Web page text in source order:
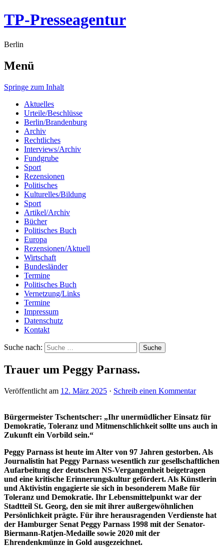
TP-Presseagentur
Berlin
Menü
Springe zum Inhalt
Aktuelles
Urteile/Beschlüsse
Berlin/Brandenburg
Archiv
Rechtliches
Interviews/Archiv
Fundgrube
Sport
Rezensionen
Politisches
Kulturelles/Bildung
Sport
Artikel/Archiv
Bücher
Politisches Buch
Europa
Rezensionen/Aktuell
Wirtschaft
Bundesländer
Termine
Politisches Buch
Vernetzung/Links
Termine
Impressum
Datenschutz
Kontakt
Suche nach:
Trauer um Peggy Parnass.
Veröffentlicht am 12. März 2025 · Schreib einen Kommentar
Bürgermeister Tschentscher: „Ihr unermüdlicher Einsatz für
Demokratie, Toleranz und Mitmenschlichkeit sollte uns auch in
Zukunft ein Vorbild sein.“
Peggy Parnass ist heute im Alter von 97 Jahren gestorben. Als
Journalistin hat Peggy Parnass wesentlich zur gesellschaftlichen
Aufarbeitung der deutschen NS-Vergangenheit beigetragen
und eine kritische Erinnerungskultur gefördert. Als Künstlerin
und Aktivistin engagierte sie sich in besonderem Maße für
Toleranz und Demokratie. Ihr Lebensmittelpunkt war der
Stadtteil St. Georg, den sie mit ihrer außergewöhnlichen
Persönlichkeit prägte. Für ihre herausragenden Verdienste hat
der Hamburger Senat Peggy Parnass 1998 mit der Senator-
Biermann-Ratjen-Medaille sowie 2020 mit der
Ehrendenkmünze in Gold ausgezeichnet.